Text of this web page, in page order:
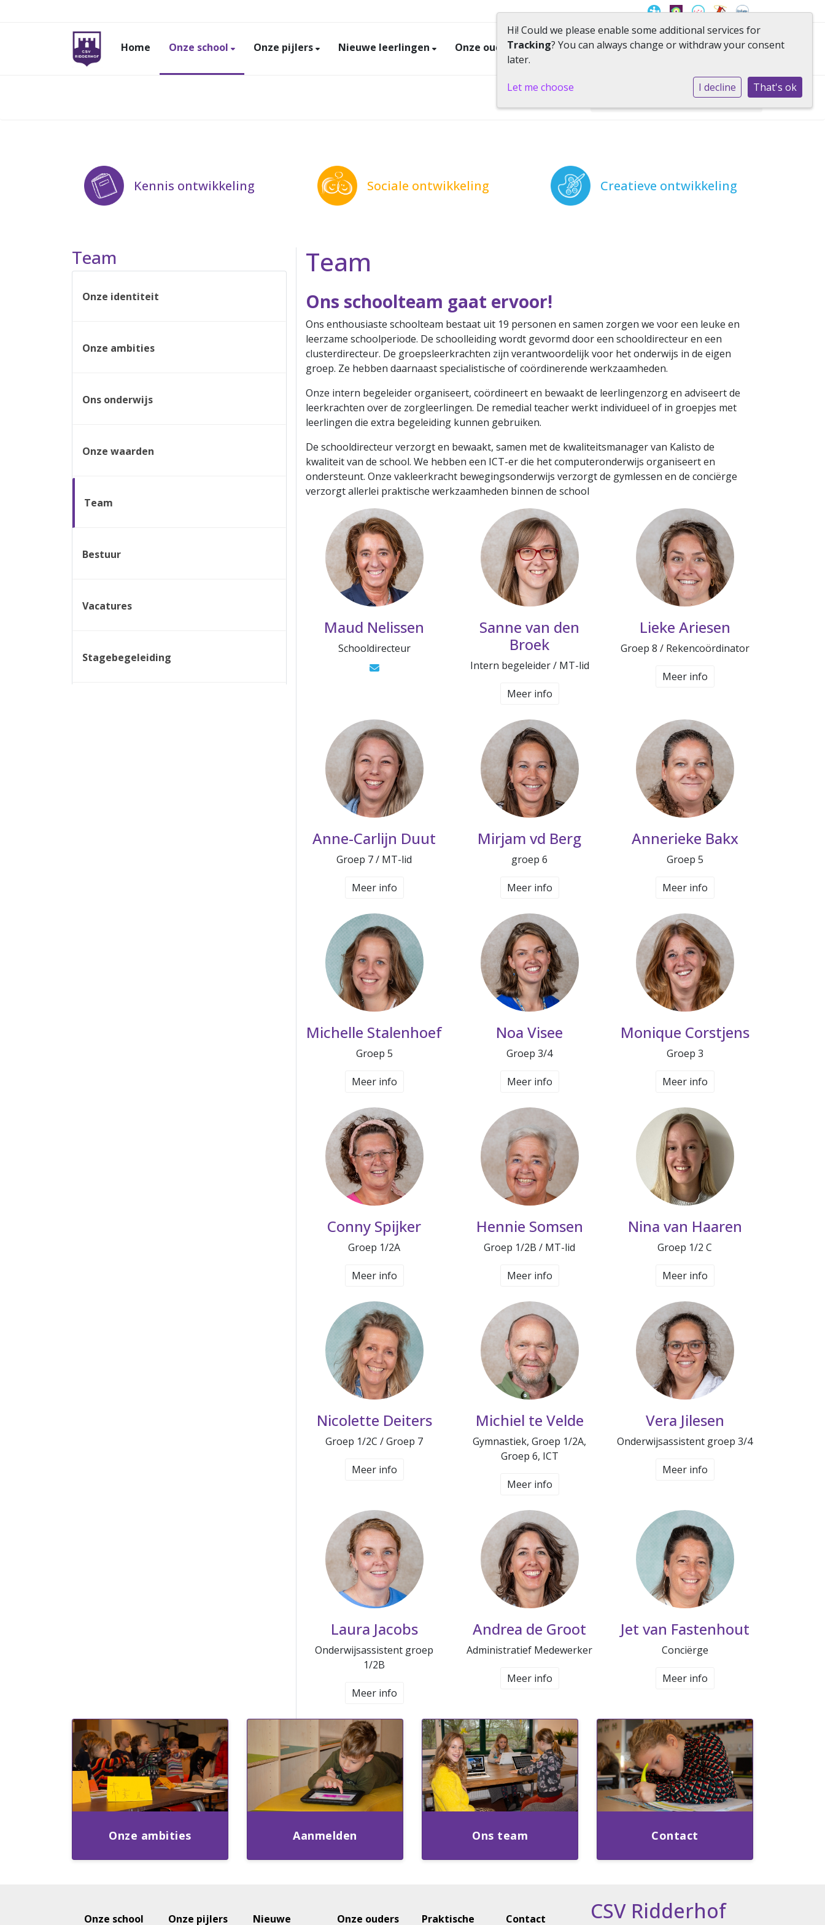
Home Onze school Onze pijlers Nieuwe leerlingen Onze ouders Praktische informatie Contact
Onze school» Team
Kennis ontwikkeling Sociale ontwikkeling Creatieve ontwikkeling
Team
Onze identiteit
Onze ambities
Ons onderwijs
Onze waarden
Team
Bestuur
Vacatures
Stagebegeleiding
Team
Ons schoolteam gaat ervoor!
Ons enthousiaste schoolteam bestaat uit 19 personen en samen zorgen we voor een leuke en
leerzame schoolperiode. De schoolleiding wordt gevormd door een schooldirecteur en een
clusterdirecteur. De groepsleerkrachten zijn verantwoordelijk voor het onderwijs in de eigen
groep. Ze hebben daarnaast specialistische of coördinerende werkzaamheden.
Onze intern begeleider organiseert, coördineert en bewaakt de leerlingenzorg en adviseert de
leerkrachten over de zorgleerlingen. De remedial teacher werkt individueel of in groepjes met
leerlingen die extra begeleiding kunnen gebruiken.
De schooldirecteur verzorgt en bewaakt, samen met de kwaliteitsmanager van Kalisto de
kwaliteit van de school. We hebben een ICT-er die het computeronderwijs organiseert en
ondersteunt. Onze vakleerkracht bewegingsonderwijs verzorgt de gymlessen en de conciërge
verzorgt allerlei praktische werkzaamheden binnen de school
Maud Nelissen
Schooldirecteur
Sanne van den
Broek
Intern begeleider / MT-lid
Meer info
Lieke Ariesen
Groep 8 / Rekencoördinator
Meer info
Anne-Carlijn Duut
Groep 7 / MT-lid
Meer info
Mirjam vd Berg
groep 6
Meer info
Annerieke Bakx
Groep 5
Meer info
Michelle Stalenhoef
Groep 5
Meer info
Noa Visee
Groep 3/4
Meer info
Monique Corstjens
Groep 3
Meer info
Conny Spijker
Groep 1/2A
Meer info
Hennie Somsen
Groep 1/2B / MT-lid
Meer info
Nina van Haaren
Groep 1/2 C
Meer info
Nicolette Deiters
Groep 1/2C / Groep 7
Meer info
Michiel te Velde
Gymnastiek, Groep 1/2A,
Groep 6, ICT
Meer info
Vera Jilesen
Onderwijsassistent groep 3/4
Meer info
Laura Jacobs
Onderwijsassistent groep
1/2B
Meer info
Andrea de Groot
Administratief Medewerker
Meer info
Jet van Fastenhout
Conciërge
Meer info
Onze ambities Aanmelden Ons team Contact
Onze school Onze pijlers Nieuwe Onze ouders Praktische Contact CSV Ridderhof
Hi! Could we please enable some additional services for
Tracking? You can always change or withdraw your consent
later.
Let me choose I decline That's ok